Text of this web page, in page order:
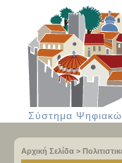
Σύστημα
Αρχική Σελίδα >